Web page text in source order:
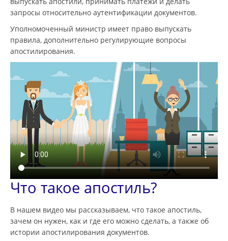
запросы относительно аутентификации документов.
Уполномоченный министр имеет право выпускать
правила, дополнительно регулирующие вопросы
апостилирования.
Что такое апостиль?
В нашем видео мы рассказываем, что такое апостиль,
зачем он нужен, как и где его можно сделать, а также об
истории апостилирования документов.